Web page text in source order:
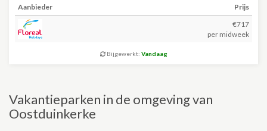
Aanbieder
Prijs
€717
per midweek
Bijgewerkt: Vandaag
Vakantieparken in de omgeving van
Oostduinkerke